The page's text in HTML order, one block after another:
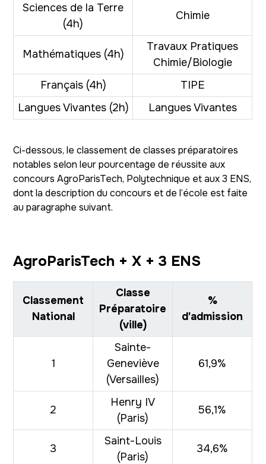
Sciences de la Terre
(4h)
Chimie
Mathématiques (4h)
Travaux Pratiques
Chimie/Biologie
Français (4h)
TIPE
Langues Vivantes (2h)
Langues Vivantes
Ci-dessous, le classement de classes préparatoires
notables selon leur pourcentage de réussite aux
concours AgroParisTech, Polytechnique et aux 3 ENS,
dont la description du concours et de l’école est faite
au paragraphe suivant.
AgroParisTech + X + 3 ENS
Classement
National
Classe
Préparatoire
(ville)
%
d'admission
1
Sainte-
Geneviève
(Versailles)
61,9%
2
Henry IV
(Paris)
56,1%
3
Saint-Louis
(Paris)
34,6%